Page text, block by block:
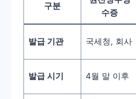
구분
수증
발급 기관 국세청, 회사
발급 시기 4월 말 이후